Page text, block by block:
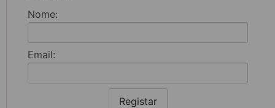
Nome:
Email:
Registar